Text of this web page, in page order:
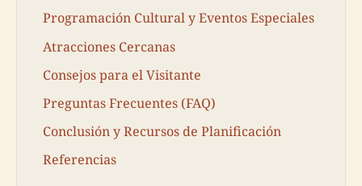
Programación Cultural y Eventos Especiales
Atracciones Cercanas
Consejos para el Visitante
Preguntas Frecuentes (FAQ)
Conclusión y Recursos de Planificación
Referencias